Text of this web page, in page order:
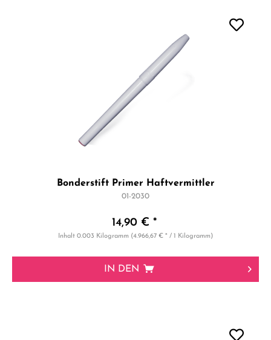
Bonderstift Primer Haftvermittler
01-2030
14,90 € *
Inhalt0.003 Kilogramm (4.966,67 € * / 1 Kilogramm)
IN DEN